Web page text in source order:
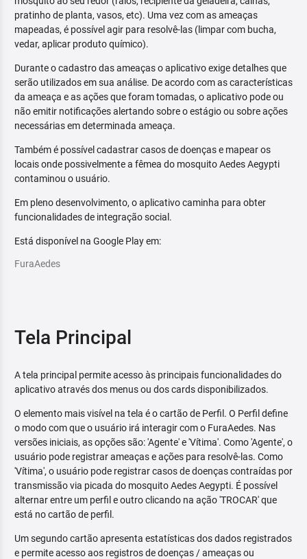
pratinho de planta, vasos, etc). Uma vez com as ameaças
mapeadas, é possível agir para resolvê-las (limpar com bucha,
vedar, aplicar produto químico).
Durante o cadastro das ameaças o aplicativo exige detalhes que
serão utilizados em sua análise. De acordo com as características
da ameaça e as ações que foram tomadas, o aplicativo pode ou
não emitir notificações alertando sobre o estágio ou sobre ações
necessárias em determinada ameaça.
Também é possível cadastrar casos de doenças e mapear os
locais onde possivelmente a fêmea do mosquito Aedes Aegypti
contaminou o usuário.
Em pleno desenvolvimento, o aplicativo caminha para obter
funcionalidades de integração social.
Está disponível na Google Play em:
FuraAedes
Tela Principal
A tela principal permite acesso às principais funcionalidades do
aplicativo através dos menus ou dos cards disponibilizados.
O elemento mais visível na tela é o cartão de Perfil. O Perfil define
o modo com que o usuário irá interagir com o FuraAedes. Nas
versões iniciais, as opções são: 'Agente' e 'Vítima'. Como 'Agente', o
usuário pode registrar ameaças e ações para resolvê-las. Como
'Vítima', o usuário pode registrar casos de doenças contraídas por
transmissão via picada do mosquito Aedes Aegypti. É possível
alternar entre um perfil e outro clicando na ação 'TROCAR' que
está no cartão de perfil.
Um segundo cartão apresenta estatísticas dos dados registrados
e permite acesso aos registros de doenças / ameaças ou